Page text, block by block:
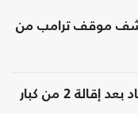
موقف ترامب من
هجوم حاد على رئيس الموساد بعد إقالة 2 من كبار